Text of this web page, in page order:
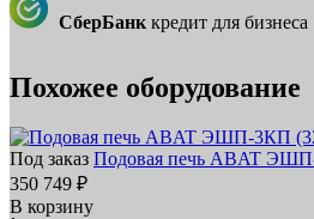
СберБанк кредит для бизнеса
Похожее оборудование
Под заказ Подовая печь ABAT
350 749 ₽
В корзину